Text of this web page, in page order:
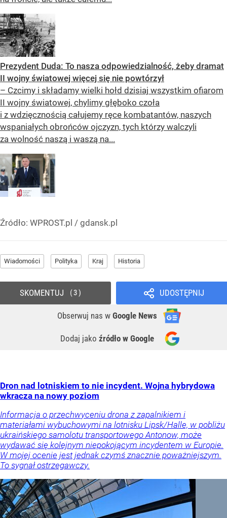
Prezydent Duda: To nasza odpowiedzialność, żeby dramat
II wojny światowej więcej się nie powtórzył
– Czcimy i składamy wielki hołd dzisiaj wszystkim ofiarom
II wojny światowej, chylimy głęboko czoła
i z wdzięcznością całujemy ręce kombatantów, naszych
wspaniałych obrońców ojczyzn, tych którzy walczyli
za wolność naszą i waszą na...
Źródło: WPROST.pl / gdansk.pl
Wiadomości Polityka Kraj Historia
UDOSTĘPNIJ
Obserwuj nas w Google News
Dodaj jako źródło w Google
SKOMENTUJ 3
Dron nad lotniskiem to nie incydent. Wojna hybrydowa
wkracza na nowy poziom
Informacja o przechwyceniu drona z zapalnikiem i
materiałami wybuchowymi na lotnisku Lipsk/Halle, w pobliżu
ukraińskiego samolotu transportowego Antonow, może
wydawać się kolejnym niepokojącym incydentem w Europie.
W mojej ocenie jest jednak czymś znacznie poważniejszym.
To sygnał ostrzegawczy.